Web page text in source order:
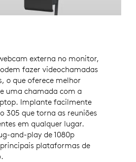
externa no monitor,
fazer videochamadas
o que oferece melhor
uma chamada com a
Implante facilmente
305 que torna as reuniões
em qualquer lugar.
and-play de 1080p
plataformas de